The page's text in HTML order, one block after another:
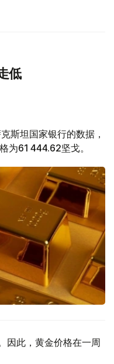
低
斯坦国家银行的数据，
为61 444.62坚戈。
因此，黄金价格在一周